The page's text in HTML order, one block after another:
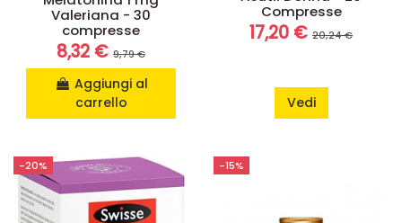
Valeriana - 30
compresse
8,32 € 9,79 €
Aggiungi al
carrello
Compresse
17,20 € 20,24 €
Vedi
-20% -15%